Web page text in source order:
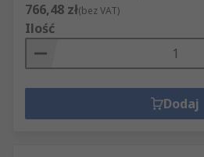
766,48 zł(bez VAT)
Ilość
Dodaj